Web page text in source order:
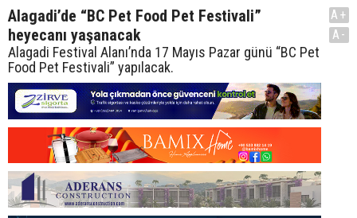
Alagadi’de “BC Pet Food Pet Festivali”
heyecanı yaşanacak
Alagadi Festival Alanı’nda 17 Mayıs Pazar günü “BC Pet
Food Pet Festivali” yapılacak.
A+
A-